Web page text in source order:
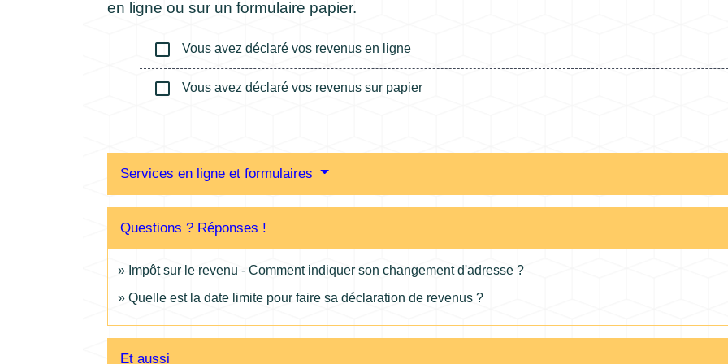
en ligne ou sur un formulaire papier.
check_box_outline_blank Vous avez déclaré vos revenus en ligne
check_box_outline_blank Vous avez déclaré vos revenus sur papier
Services en ligne et formulaires
Questions ? Réponses !
Impôt sur le revenu - Comment indiquer son changement d'adresse ?
Quelle est la date limite pour faire sa déclaration de revenus ?
Et aussi